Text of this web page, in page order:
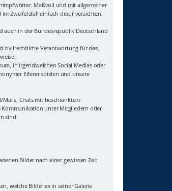
Maßvoll und mit allgemeiner
Zweifelsfall einfach drauf verzichten.
auch in der Bundesrepublik Deutschland
zivilrechtliche Verantwortung für das,
in irgendwelchen Social Medias oder
Eiferer spielen und unsere
Chats mit beschränktem
Kommunikation unter Mitgliedern oder
sind.
Bilder nach einer gewissen Zeit
welche Bilder es in seiner Galerie